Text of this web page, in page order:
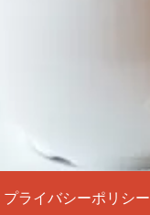
プライバシーポリシー